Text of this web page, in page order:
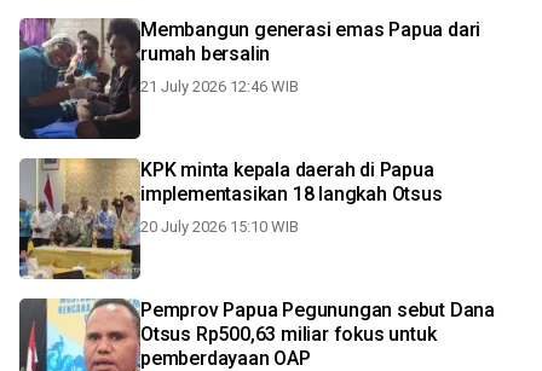
Membangun generasi emas Papua dari
rumah bersalin
21 July 2026 12:46 WIB
KPK minta kepala daerah di Papua
implementasikan 18 langkah Otsus
20 July 2026 15:10 WIB
Pemprov Papua Pegunungan sebut Dana
Otsus Rp500,63 miliar fokus untuk
pemberdayaan OAP